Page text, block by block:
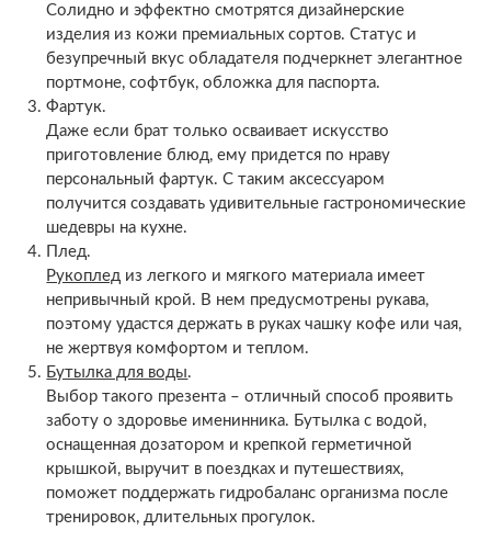
Солидно и эффектно смотрятся дизайнерские
изделия из кожи премиальных сортов. Статус и
безупречный вкус обладателя подчеркнет элегантное
портмоне, софтбук, обложка для паспорта.
Фартук.
Даже если брат только осваивает искусство
приготовление блюд, ему придется по нраву
персональный фартук. С таким аксессуаром
получится создавать удивительные гастрономические
шедевры на кухне.
Плед.
Рукоплед из легкого и мягкого материала имеет
непривычный крой. В нем предусмотрены рукава,
поэтому удастся держать в руках чашку кофе или чая,
не жертвуя комфортом и теплом.
Бутылка для воды.
Выбор такого презента – отличный способ проявить
заботу о здоровье именинника. Бутылка с водой,
оснащенная дозатором и крепкой герметичной
крышкой, выручит в поездках и путешествиях,
поможет поддержать гидробаланс организма после
тренировок, длительных прогулок.